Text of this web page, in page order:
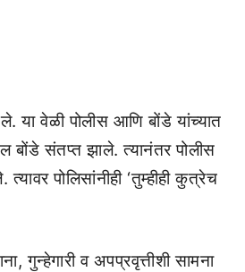
या वेळी पोलीस आणि बोंडे यांच्यात
बोंडे संतप्त झाले. त्यानंतर पोलीस
पोलिसांनीही ‘तुम्हीही कुत्रेच
गुन्हेगारी व अपप्रवृत्तीशी सामना